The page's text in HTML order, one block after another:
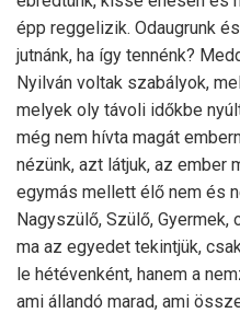
épp reggelizik. Odaugrunk
jutnánk, ha így tennénk?
Nyilván voltak szabályok,
melyek oly távoli időkbe
még nem hívta magát
nézünk, azt látjuk, az ember
egymás mellett élő nem és
Nagyszülő, Szülő, Gyermek,
ma az egyedet tekintjük,
le hétévenként, hanem a
ami állandó marad, ami